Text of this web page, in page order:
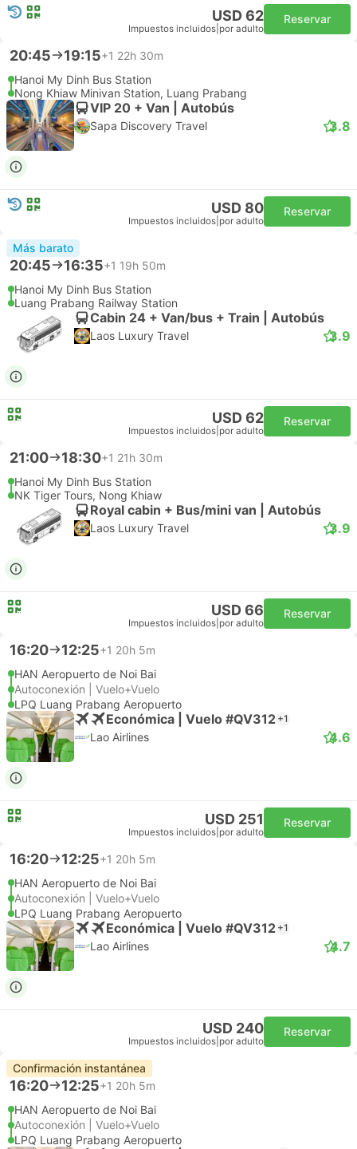
USD 62
Impuestos incluidos por adulto
Reservar
20:45 19:15+1 22h 30m
Hanoi My Dinh Bus Station
Nong Khiaw Minivan Station, Luang Prabang
VIP 20 + Van | Autobús
Sapa Discovery Travel 3.8
USD 80
Impuestos incluidos por adulto
Reservar
Más barato
20:45 16:35+1 19h 50m
Hanoi My Dinh Bus Station
Luang Prabang Railway Station
Cabin 24 + Van/bus + Train | Autobús
Laos Luxury Travel 3.9
USD 62
Impuestos incluidos por adulto
Reservar
21:00 18:30+1 21h 30m
Hanoi My Dinh Bus Station
NK Tiger Tours, Nong Khiaw
Royal cabin + Bus/mini van | Autobús
Laos Luxury Travel 3.9
USD 66
Impuestos incluidos por adulto
Reservar
16:20 12:25+1 20h 5m
HAN Aeropuerto de Noi Bai
Autoconexión | Vuelo+Vuelo
LPQ Luang Prabang Aeropuerto
Económica | Vuelo #QV312 +1
Lao Airlines 4.6
USD 251
Impuestos incluidos por adulto
Reservar
16:20 12:25+1 20h 5m
HAN Aeropuerto de Noi Bai
Autoconexión | Vuelo+Vuelo
LPQ Luang Prabang Aeropuerto
Económica | Vuelo #QV312 +1
Lao Airlines 4.7
USD 240
Impuestos incluidos por adulto
Reservar
Confirmación instantánea
16:20 12:25+1 20h 5m
HAN Aeropuerto de Noi Bai
Autoconexión | Vuelo+Vuelo
LPQ Luang Prabang Aeropuerto